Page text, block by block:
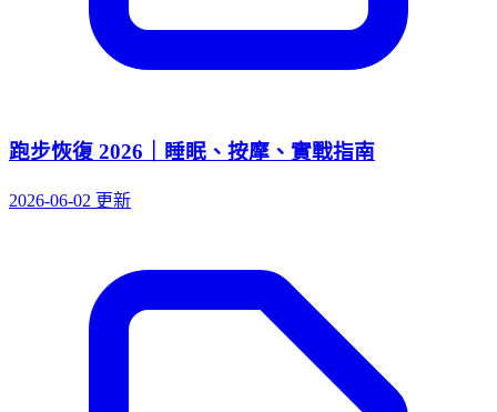
跑步恢復 2026｜睡眠、按摩、實戰指南
2026-06-02 更新